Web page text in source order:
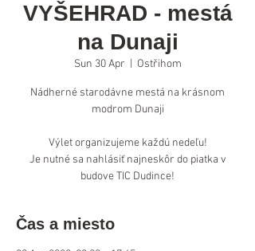
VYŠEHRAD - mestá
na Dunaji
Sun 30 Apr Ostřihom
Nádherné starodávne mestá na krásnom
modrom Dunaji
Výlet organizujeme každú nedeľu!
Je nutné sa nahlásiť najneskôr do piatka v
budove TIC Dudince!
Čas a miesto